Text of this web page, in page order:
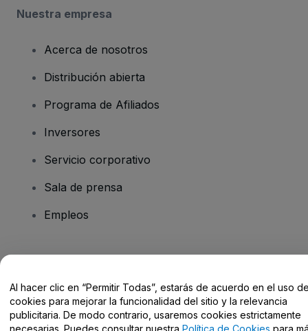
Nuestra empresa
Acerca de nosotros
Distribución abierta
Programa de Afiliados
Inversores
Servicio corporativo
Sala de prensa
Empleos
Centro de Ayuda / Contacto
Al hacer clic en “Permitir Todas”, estarás de acuerdo en el uso
cookies para mejorar la funcionalidad del sitio y la relevancia
publicitaria. De modo contrario, usaremos cookies estrictamente
necesarias. Puedes consultar nuestra Política de Cookies para